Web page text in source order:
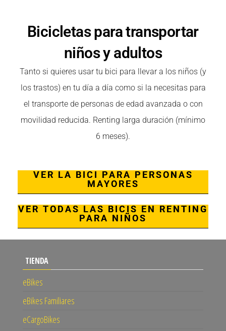
Bicicletas para transportar
niños y adultos
Tanto si quieres usar tu bici para llevar a los niños (y
los trastos) en tu día a día como si la necesitas para
el transporte de personas de edad avanzada o con
movilidad reducida. Renting larga duración (mínimo
6 meses).
VER LA BICI PARA PERSONAS
MAYORES
VER TODAS LAS BICIS EN RENTING
PARA NIÑOS
TIENDA
eBikes
eBikes Familiares
eCargoBikes